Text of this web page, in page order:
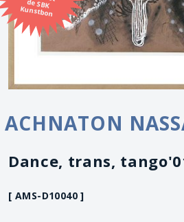
Kunstbon
ACHNATON
Dance, trans,
[ AMS-D10040 ]